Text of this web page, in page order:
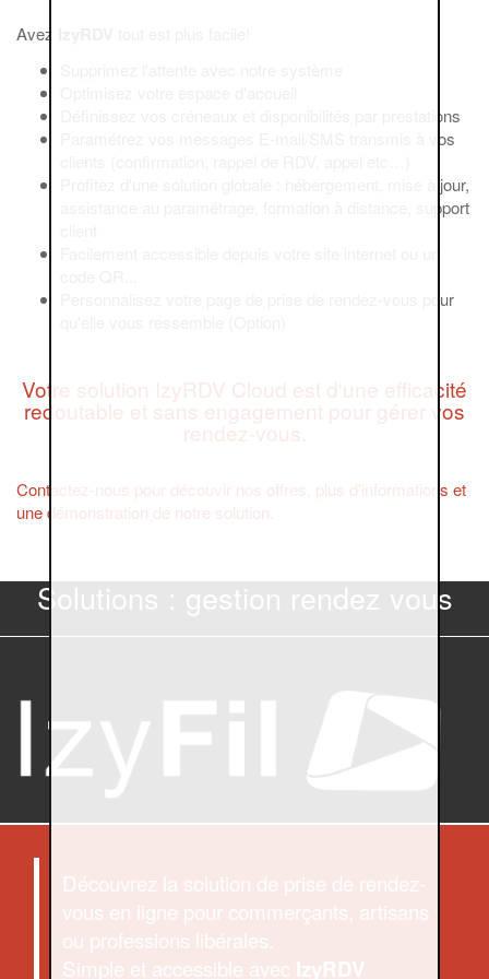
Avez
Définissez vos créneaux et disponibilités par prestations
Paramétrez vos messages E-mail/SMS transmis à vos
Profitez d'une solution globale : hébergement, mise à jour,
assistance au paramétrage, formation à distance, support
Personnalisez votre page de prise de rendez-vous pour
Votre solution IzyRDV Cloud est d'une efficacité
redoutable et sans engagement pour gérer vos
rendez-vous.
Contactez-nous pour découvir nos offres, plus d'informations et
une démonstration de notre solution.
Solutions : gestion rendez vous
Découvrez la solution de prise de rendez-
vous en ligne pour commerçants, artisans
ou professions libérales.
Simple et accessible avec IzyRDV